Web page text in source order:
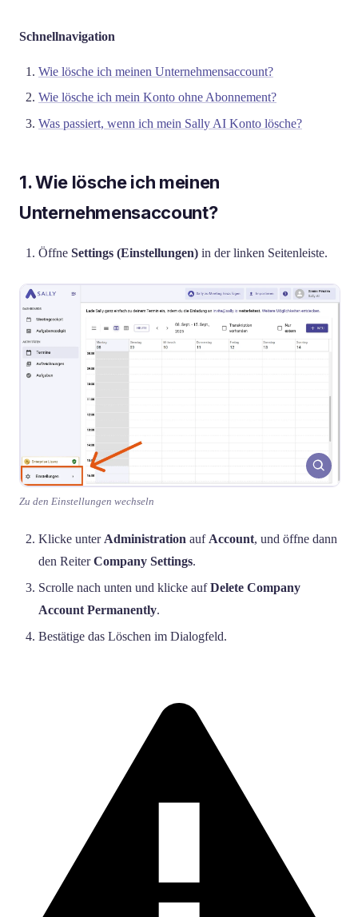
Schnellnavigation
Wie lösche ich meinen Unternehmensaccount?
Wie lösche ich mein Konto ohne Abonnement?
Was passiert, wenn ich mein Sally AI Konto lösche?
1. Wie lösche ich meinen
Unternehmensaccount?
Öffne Settings (Einstellungen) in der linken Seitenleiste.
Zu den Einstellungen wechseln
Klicke unter Administration auf Account, und öffne dann
den ReiterCompany Settings.
Scrolle nach unten und klicke aufDelete Company
Account Permanently.
Bestätige das Löschen im Dialogfeld.